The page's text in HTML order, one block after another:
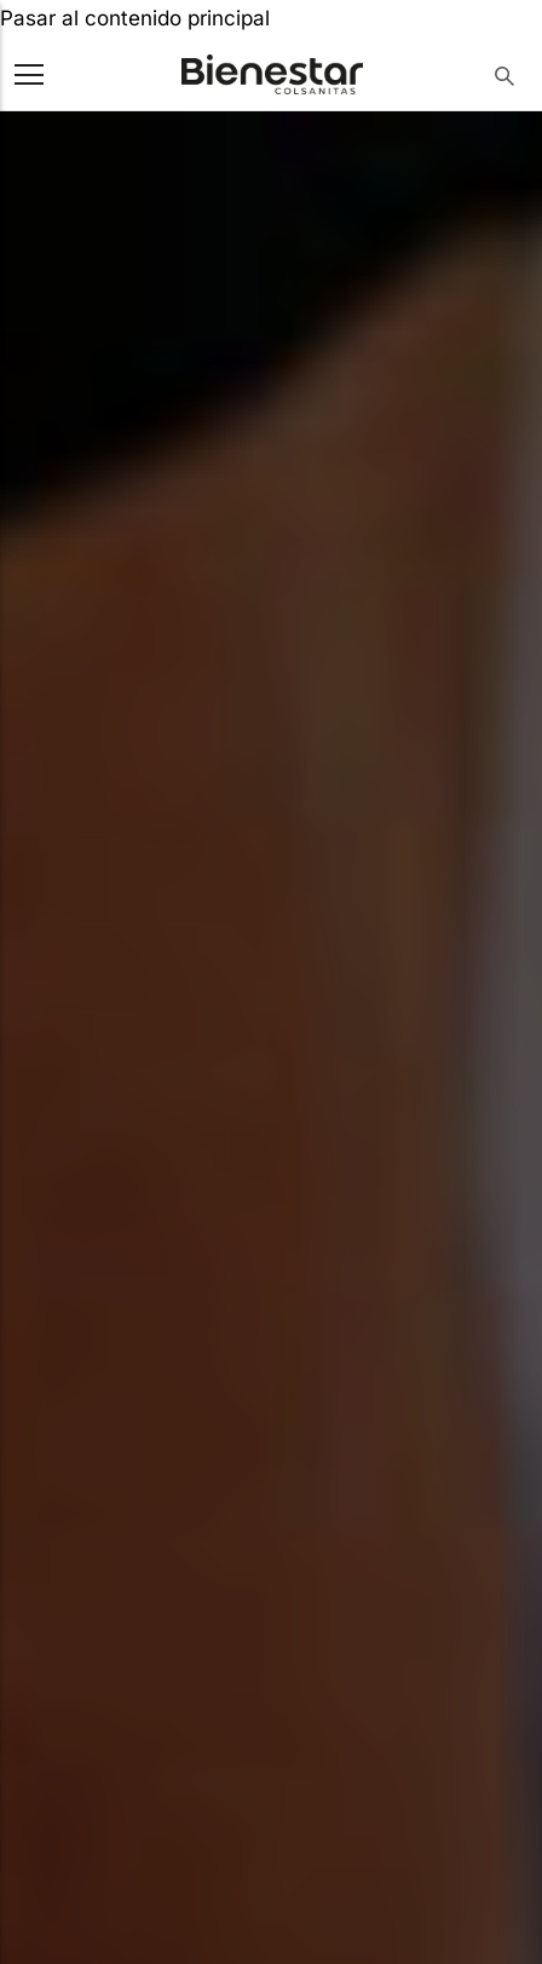
Pasar al contenido principal